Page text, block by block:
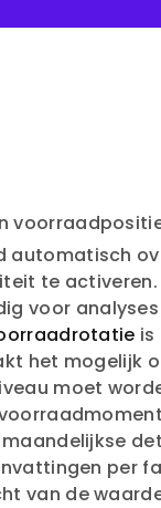
automatisch
te
voor
is
het mogelijk
moet
per
van de